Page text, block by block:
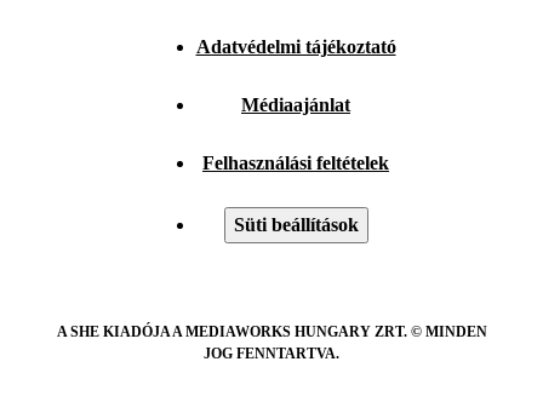
Adatvédelmi tájékoztató
Médiaajánlat
Felhasználási feltételek
Süti beállítások
A SHE KIADÓJA A MEDIAWORKS HUNGARY ZRT. © MINDEN
JOG FENNTARTVA.